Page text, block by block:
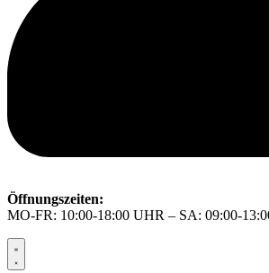
Öffnungszeiten:
MO-FR: 10:00-18:00 UHR – SA: 09:00-